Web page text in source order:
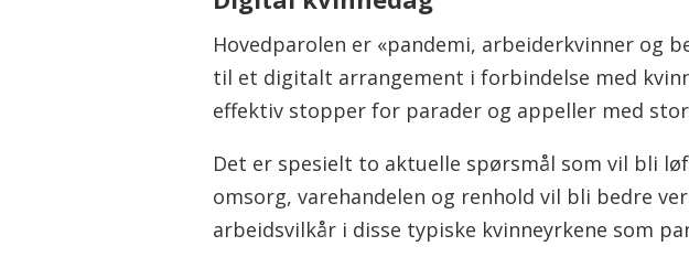
Hovedparolen er «pandemi, arbeiderkvinner og
til et digitalt arrangement i forbindelse med
effektiv stopper for parader og appeller med
Det er spesielt to aktuelle spørsmål som vil bli
omsorg, varehandelen og renhold vil bli bedre
arbeidsvilkår i disse typiske kvinneyrkene som